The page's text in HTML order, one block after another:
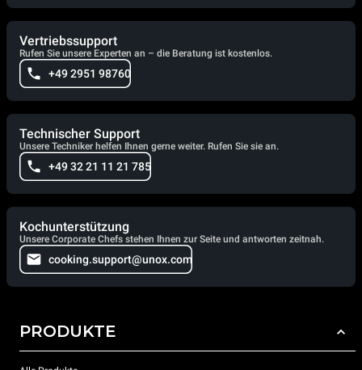
Vertriebssupport
Rufen Sie unsere Experten an – die Beratung ist kostenlos.
+49 2951 98760
Technischer Support
Unsere Techniker helfen Ihnen gerne weiter. Rufen Sie sie an.
+49 32 21 11 21 785
Kochunterstützung
Unsere Corporate Chefs stehen Ihnen zur Seite und antworten zeitnah.
cooking.support@unox.com
PRODUKTE